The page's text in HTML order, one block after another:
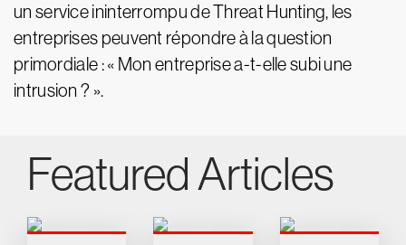
un service ininterrompu de Threat Hunting, les
entreprises peuvent répondre à la question
primordiale : « Mon entreprise a-t-elle subi une
intrusion ? ».
Featured Articles